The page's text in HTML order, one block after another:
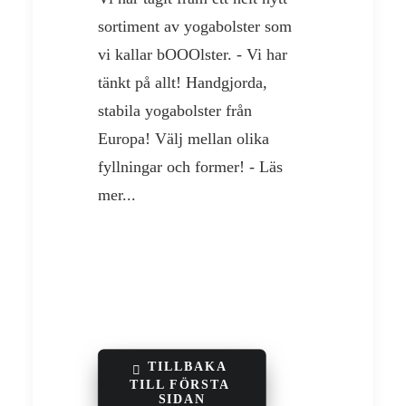
OOO in Morjim Goa
sortiment av yogabolster som
vi kallar bOOOlster. - Vi har
tänkt på allt! Handgjorda,
stabila yogabolster från
Europa! Välj mellan olika
fyllningar och former! - Läs
mer...
TILLBAKA
TILL FÖRSTA
SIDAN